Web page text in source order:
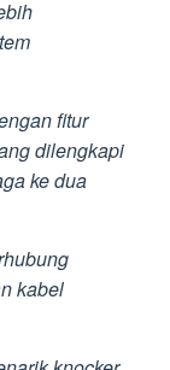
fitur
dilengkapi
ke dua
kabel